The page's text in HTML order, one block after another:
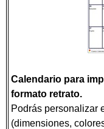
Calendario para
formato retrato.
Podrás personalizar
(dimensiones,